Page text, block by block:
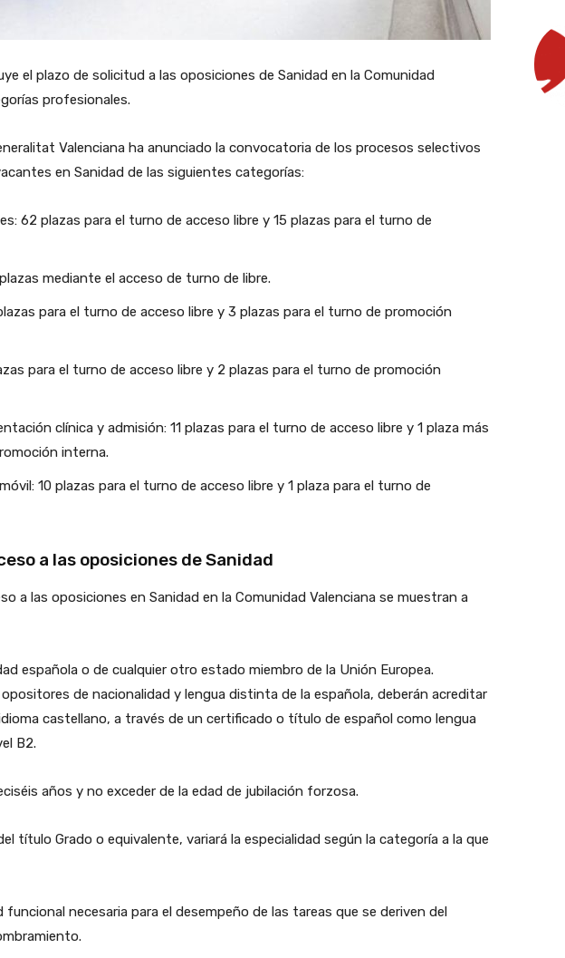
el plazo de solicitud a las oposiciones de Sanidad en la Comunidad
profesionales.
Valenciana ha anunciado la convocatoria de los procesos selectivos
en Sanidad de las siguientes categorías:
62 plazas para el turno de acceso libre y 15 plazas para el turno de
mediante el acceso de turno de libre.
para el turno de acceso libre y 3 plazas para el turno de promoción
para el turno de acceso libre y 2 plazas para el turno de promoción
clínica y admisión: 11 plazas para el turno de acceso libre y 1 plaza más
interna.
10 plazas para el turno de acceso libre y 1 plaza para el turno de
a las oposiciones de Sanidad
a las oposiciones en Sanidad en la Comunidad Valenciana se muestran a
española o de cualquier otro estado miembro de la Unión Europea.
de nacionalidad y lengua distinta de la española, deberán acreditar
castellano, a través de un certificado o título de español como lengua
B2.
años y no exceder de la edad de jubilación forzosa.
título Grado o equivalente, variará la especialidad según la categoría a la que
funcional necesaria para el desempeño de las tareas que se deriven del